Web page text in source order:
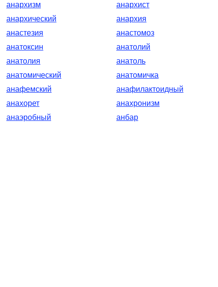
анархизм
анархист
анархический
анархия
анастезия
анастомоз
анатоксин
анатолий
анатолия
анатоль
анатомический
анатомичка
анафемский
анафилактоидный
анахорет
анахронизм
анаэробный
анбар